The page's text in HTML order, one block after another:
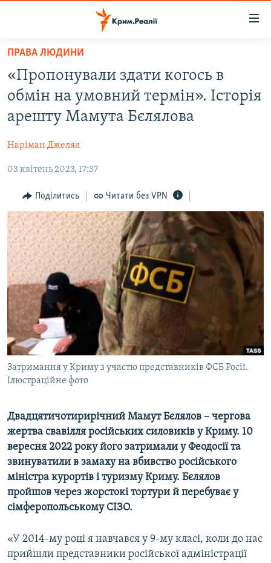
Перейти
основного
матеріалу
до
основної
навігації
Перейти
пошуку
ВОДА.КРИМ
ВІДЕО ТА ФОТО
БЛОГИ
ПОГЛЯД
ІНТЕРВ'Ю
ВСЕ ЗА ДЕНЬ
СПЕЦПРОЕКТИ
ДЕПОРТАЦІЯ
ВІДЕОУРОКИ «ELIFBE»
СВІДЧЕННЯ ОКУПАЦІЇ
УКРАЇНСЬКА ПРОБЛЕМА КРИМУ
ІНФОГРАФІКА
ЯК ОБІЙТИ БЛОКУВАННЯ
Русский
Qırımtatar
ДОЛУЧАЙСЯ!
ПРАВА ЛЮДИНИ
«Пропонували здати когось в
обмін на умовний термін». Історія
арешту Мамута Бєлялова
Наріман Джелял
03 квітень 2023, 17:37
Поділитись Читати без VPN
Затримання у Криму з участю представників ФСБ Росії.
Ілюстраційне фото
Двадцятичотирирічний Мамут Бєлялов – чергова
жертва свавілля російських силовиків у Криму. 10
вересня 2022 року його затримали у Феодосії та
звинуватили в замаху на вбивство російського
міністра курортів і туризму Криму. Бєлялов
пройшов через жорстокі тортури й перебуває у
сімферопольському СІЗО.
«У 2014-му році я навчався у 9-му класі, коли до нас
прийшли представники російської адміністрації